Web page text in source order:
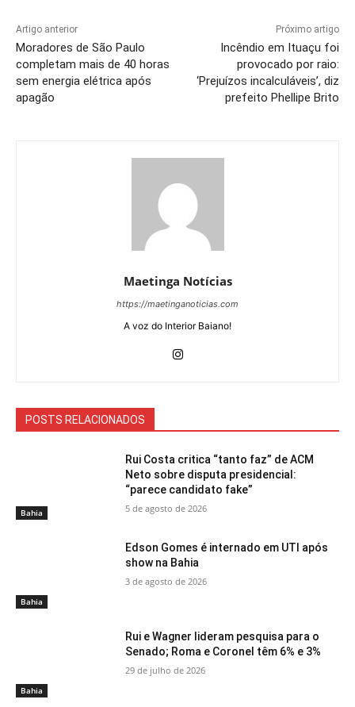
Artigo anterior
Moradores de São Paulo
completam mais de 40 horas
sem energia elétrica após
apagão
Próximo artigo
Incêndio em Ituaçu foi
provocado por raio:
‘Prejuízos incalculáveis’, diz
prefeito Phellipe Brito
Maetinga Notícias
https://maetinganoticias.com
A voz do Interior Baiano!
POSTS RELACIONADOS
Bahia
Rui Costa critica “tanto faz” de ACM
Neto sobre disputa presidencial:
“parece candidato fake”
5 de agosto de 2026
Bahia
Edson Gomes é internado em UTI após
show na Bahia
3 de agosto de 2026
Bahia
Rui e Wagner lideram pesquisa para o
Senado; Roma e Coronel têm 6% e 3%
29 de julho de 2026